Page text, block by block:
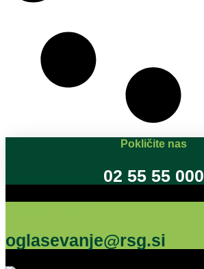
Pokličite nas
02 55 55 000
oglasevanje@rsg.si